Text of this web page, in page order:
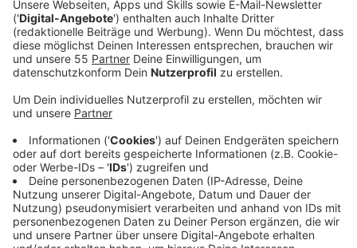
statt Fett verschwinden – und das Wissen, dass nach
dem Absetzen meist der Jojo-Effekt zurückkommt.
Anzeige
Bald als Tablette – und operative
Alternativen
Anzeige
Die Pille ist im Anmarsch: Ende Mai 2026 hat die EMA
grünes Licht für Semaglutid (Wegovy) in